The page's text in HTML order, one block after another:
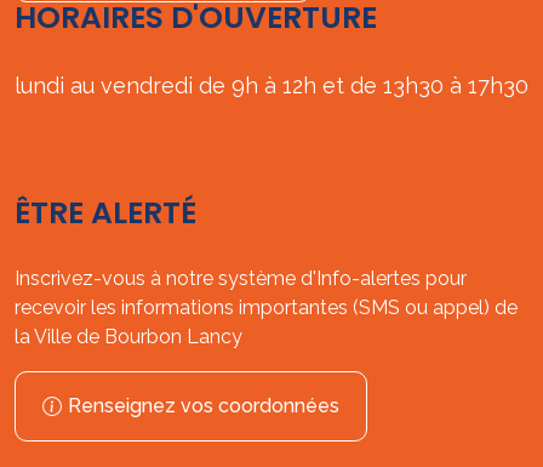
HORAIRES D'OUVERTURE
lundi au vendredi de 9h à 12h et de 13h30 à 17h30
ÊTRE ALERTÉ
Inscrivez-vous à notre système d'Info-alertes pour
recevoir les informations importantes (SMS ou appel) de
la Ville de Bourbon Lancy
Renseignez vos coordonnées